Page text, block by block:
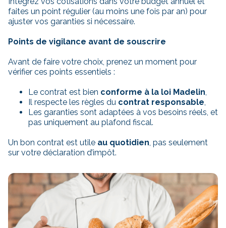
faites un point régulier (au moins une fois par an) pour
ajuster vos garanties si nécessaire.
Points de vigilance avant de souscrire
Avant de faire votre choix, prenez un moment pour
vérifier ces points essentiels :
Le contrat est bien conforme à la loi Madelin,
Il respecte les règles du contrat responsable,
Les garanties sont adaptées à vos besoins réels, et
pas uniquement au plafond fiscal.
Un bon contrat est utile au quotidien, pas seulement
sur votre déclaration d’impôt.